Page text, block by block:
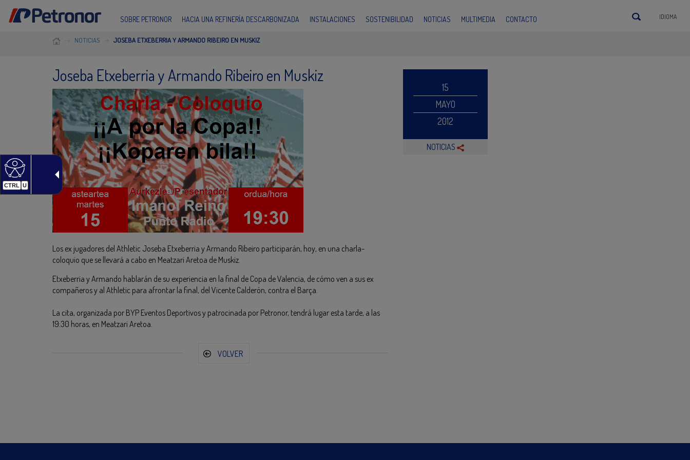
CTRL U
SOBRE PETRONOR HACIA UNA REFINERÍA DESCARBONIZADA INSTALACIONES SOSTENIBILIDAD NOTICIAS MULTIMEDIA CONTACTO IDIOMA
NOTICIAS JOSEBA ETXEBERRIA Y ARMANDO RIBEIRO EN MUSKIZ
Joseba Etxeberria y Armando Ribeiro en Muskiz
Los ex jugadores del Athletic Joseba Etxeberria y Armando Ribeiro participarán, hoy, en una charla-
coloquio que se llevará a cabo en Meatzari Aretoa de Muskiz.
Etxeberria y Armando hablarán de su experiencia en la final de Copa de Valencia, de cómo ven a sus ex
compañeros y al Athletic para afrontar la final, del Vicente Calderón, contra el Barça.
La cita, organizada por BYP Eventos Deportivos y patrocinada por Petronor, tendrá lugar esta tarde, a las
19:30 horas, en Meatzari Aretoa.
VOLVER
15
MAYO
2012
NOTICIAS